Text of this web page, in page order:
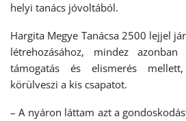
helyi tanács jóvoltából.
Hargita Megye Tanácsa 2500 lejjel
létrehozásához, mindez
támogatás és elismerés
körülveszi a kis csapatot.
– A nyáron láttam azt a